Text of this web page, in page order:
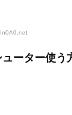
.net
ーター使